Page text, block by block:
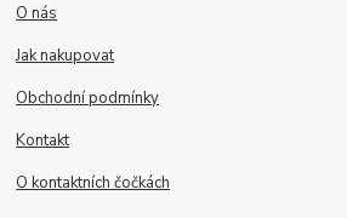
O nás
Jak nakupovat
Obchodní podmínky
Kontakt
O kontaktních čočkách